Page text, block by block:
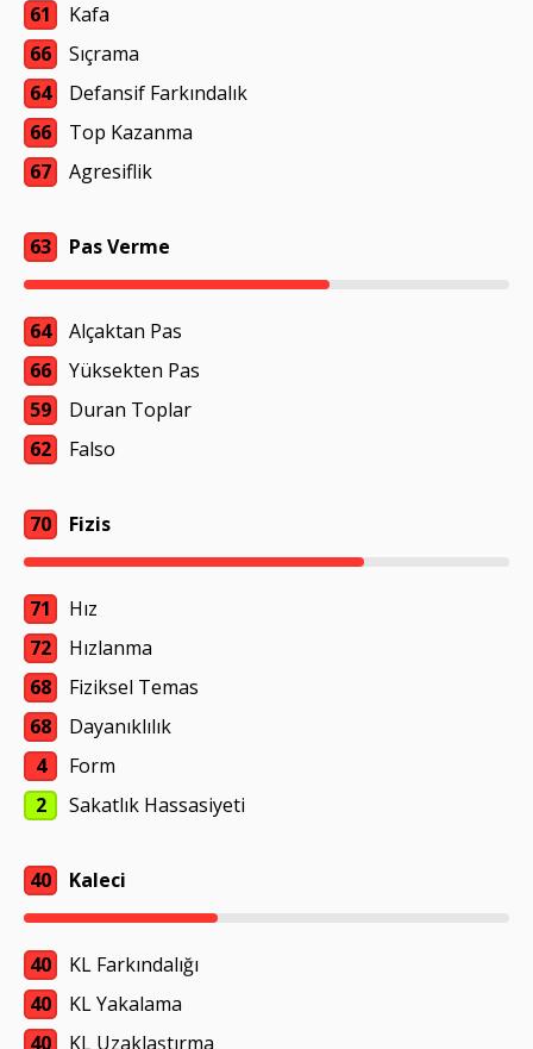
61
Kafa
66
Sıçrama
64
Defansif Farkındalık
66
Top Kazanma
67
Agresiflik
63 Pas Verme
64
Alçaktan Pas
66
Yüksekten Pas
59
Duran Toplar
62
Falso
70 Fizis
71
Hız
72
Hızlanma
68
Fiziksel Temas
68
Dayanıklılık
4
Form
2
Sakatlık Hassasiyeti
40 Kaleci
40
KL Farkındalığı
40
KL Yakalama
40
KL Uzaklaştırma